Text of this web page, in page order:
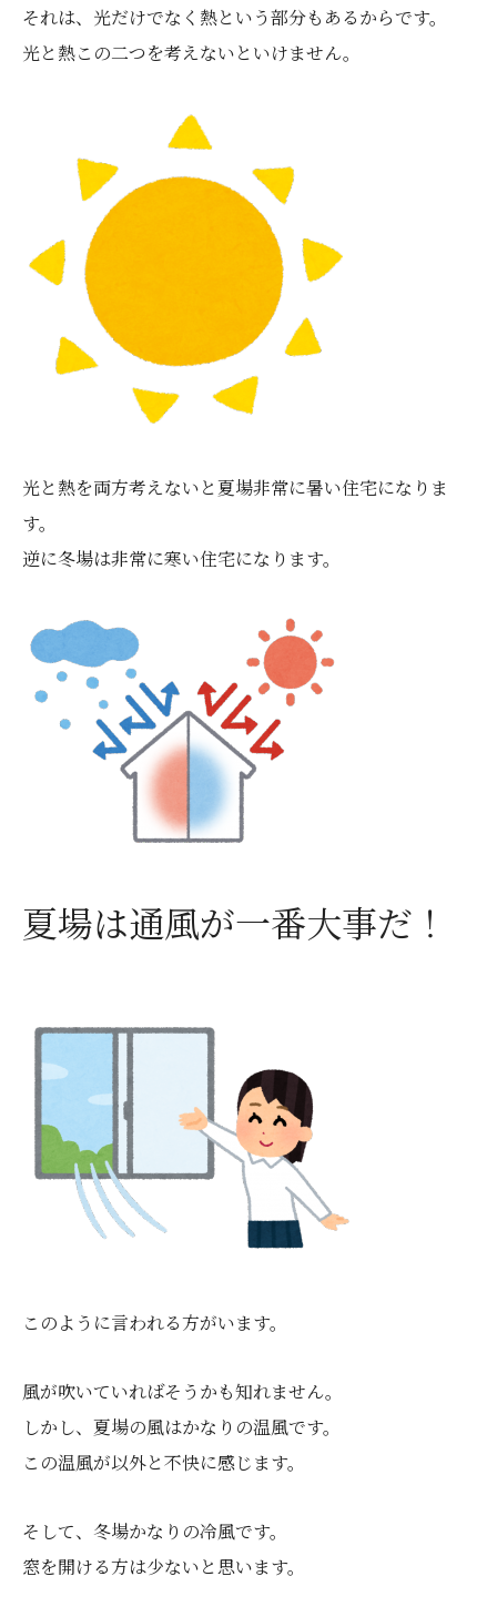
それは、光だけでなく熱という部分もあるからです。
光と熱この二つを考えないといけません。
光と熱を両方考えないと夏場非常に暑い住宅になりま
す。
逆に冬場は非常に寒い住宅になります。
夏場は通風が一番大事だ！
このように言われる方がいます。
風が吹いていればそうかも知れません。
しかし、夏場の風はかなりの温風です。
この温風が以外と不快に感じます。
そして、冬場かなりの冷風です。
窓を開ける方は少ないと思います。